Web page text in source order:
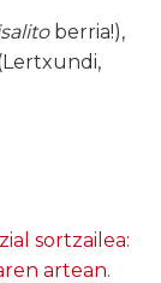
berria!),
sortzailea:
artean.